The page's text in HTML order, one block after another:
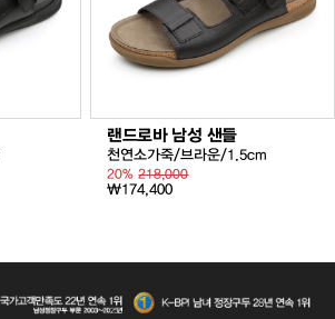
랜드로바 남성 샌들
천연소가죽/브라운/1.5cm
20%218,000
₩174,400